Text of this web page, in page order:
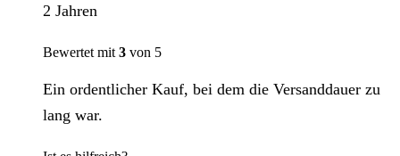
2 Jahren
Bewertet mit 3 von 5
Ein ordentlicher Kauf, bei dem die Versanddauer zu
lang war.